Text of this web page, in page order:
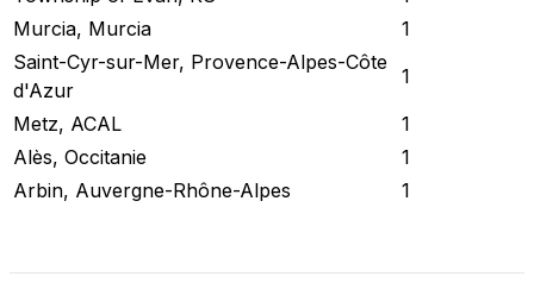
Murcia, Murcia
1
Saint-Cyr-sur-Mer, Provence-Alpes-Côte
d'Azur
1
Metz, ACAL
1
Alès, Occitanie
1
Arbin, Auvergne-Rhône-Alpes
1